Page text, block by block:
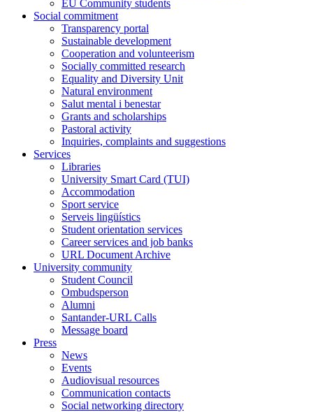
EU Community students
Social commitment
Transparency portal
Sustainable development
Cooperation and volunteerism
Socially committed research
Equality and Diversity Unit
Natural environment
Salut mental i benestar
Grants and scholarships
Pastoral activity
Inquiries, complaints and suggestions
Services
Libraries
University Smart Card (TUI)
Accommodation
Sport service
Serveis lingüístics
Student orientation services
Career services and job banks
URL Document Archive
University community
Student Council
Ombudsperson
Alumni
Santander-URL Calls
Message board
Press
News
Events
Audiovisual resources
Communication contacts
Social networking directory